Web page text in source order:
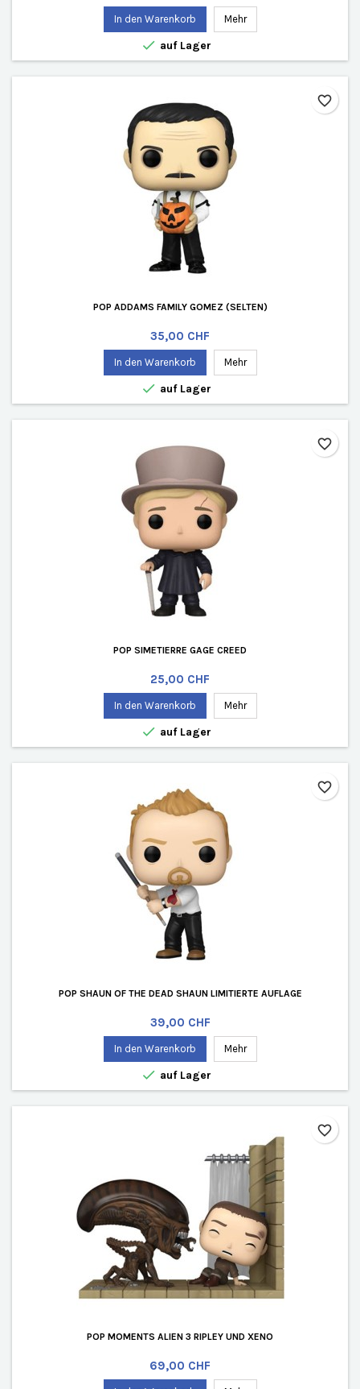
In den Warenkorb Mehr
 auf Lager
POP ADDAMS FAMILY GOMEZ (SELTEN)
Preis
35,00 CHF
In den Warenkorb Mehr
 auf Lager
favorite_border
POP SIMETIERRE GAGE CREED
Preis
25,00 CHF
In den Warenkorb Mehr
 auf Lager
favorite_border
POP SHAUN OF THE DEAD SHAUN LIMITIERTE AUFLAGE
Preis
39,00 CHF
In den Warenkorb Mehr
 auf Lager
favorite_border
POP MOMENTS ALIEN 3 RIPLEY UND XENO
Preis
69,00 CHF
favorite_border